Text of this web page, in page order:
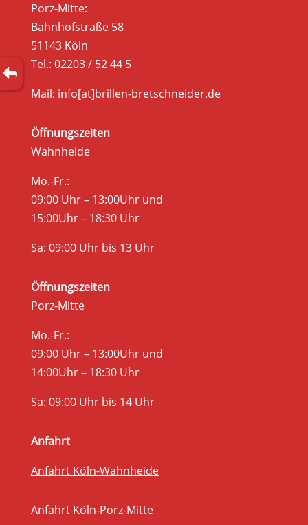
Porz-Mitte:
Bahnhofstraße 58
51143 Köln
Tel.: 02203 / 52 44 5
Mail: info[at]brillen-bretschneider.de
Öffnungszeiten
Wahnheide
Mo.-Fr.:
09:00 Uhr – 13:00Uhr und
15:00Uhr – 18:30 Uhr
Sa: 09:00 Uhr bis 13 Uhr
Öffnungszeiten
Porz-Mitte
Mo.-Fr.:
09:00 Uhr – 13:00Uhr und
14:00Uhr – 18:30 Uhr
Sa: 09:00 Uhr bis 14 Uhr
Anfahrt
Anfahrt Köln-Wahnheide
Anfahrt Köln-Porz-Mitte